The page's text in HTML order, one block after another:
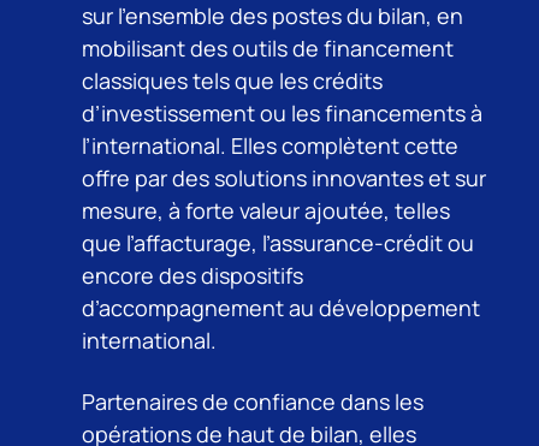
sur l’ensemble des postes du bilan, en
mobilisant des outils de financement
classiques tels que les crédits
d’investissement ou les financements à
l’international. Elles complètent cette
offre par des solutions innovantes et sur
mesure, à forte valeur ajoutée, telles
que l’affacturage, l’assurance-crédit ou
encore des dispositifs
d’accompagnement au développement
international.
Partenaires de confiance dans les
opérations de haut de bilan, elles